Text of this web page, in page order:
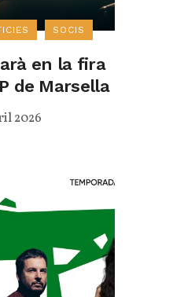
SOCIS
en la fira
de Marsella
2026